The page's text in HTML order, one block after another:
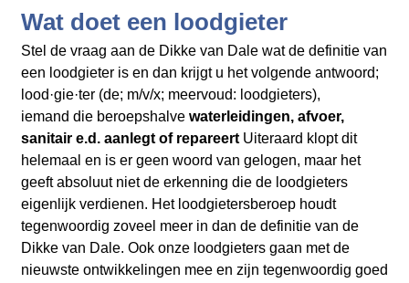
Wat doet een loodgieter
Stel de vraag aan de Dikke van Dale wat de definitie van
een loodgieter is en dan krijgt u het volgende antwoord;
lood·gie·ter (de; m/v/x; meervoud: loodgieters),
iemand die beroepshalve waterleidingen, afvoer,
sanitair e.d. aanlegt of repareertUiteraard klopt dit
helemaal en is er geen woord van gelogen, maar het
geeftabsoluut niet de erkenning die de loodgieters
eigenlijk verdienen. Het loodgietersberoep houdt
tegenwoordig zoveel meer in dan de definitie van de
Dikke van Dale. Ook onze loodgieters gaan met de
nieuwste ontwikkelingen mee en zijn tegenwoordig goed